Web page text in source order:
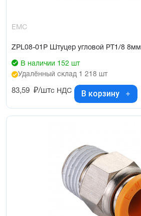
EMC
ZPL08-01P Штуцер угловой PT1/8 8мм
В наличии 152 шт
Удалённый склад 1 218 шт
83,59 ₽/штс НДС В корзину